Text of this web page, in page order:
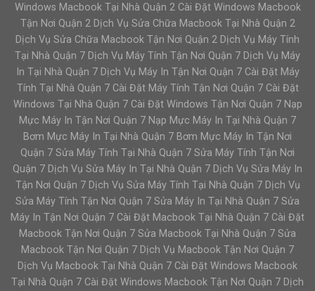
Windows Macbook Tại Nhà Quận 2 Cài Đặt Windows Macbook
Tận Nơi Quận 2 Dịch Vụ Sửa Chữa Macbook Tại Nhà Quận 2
Dịch Vụ Sửa Chữa Macbook Tận Nơi Quận 2 Dịch Vụ Máy Tính
Tại Nhà Quận 7 Dịch Vụ Máy Tính Tận Nơi Quận 7 Dịch Vụ Máy
In Tại Nhà Quận 7 Dịch Vụ Máy In Tận Nơi Quận 7 Cài Đặt Máy
Tính Tại Nhà Quận 7 Cài Đặt Máy Tính Tận Nơi Quận 7 Cài Đặt
Windows Tại Nhà Quận 7 Cài Đặt Windows Tận Nơi Quận 7 Nạp
Mực Máy In Tận Nơi Quận 7 Nạp Mực Máy In Tại Nhà Quận 7
Bơm Mực Máy In Tại Nhà Quận 7 Bơm Mực Máy In Tận Nơi
Quận 7 Sửa Máy Tính Tại Nhà Quận 7 Sửa Máy Tính Tận Nơi
Quận 7 Dịch Vụ Sửa Máy In Tại Nhà Quận 7 Dịch Vụ Sửa Máy In
Tận Nơi Quận 7 Dịch Vụ Sửa Máy Tính Tại Nhà Quận 7 Dịch Vụ
Sửa Máy Tính Tận Nơi Quận 7 Sửa Máy In Tại Nhà Quận 7 Sửa
Máy In Tận Nơi Quận 7 Cài Đặt Macbook Tại Nhà Quận 7 Cài Đặt
Macbook Tận Nơi Quận 7 Sửa Macbook Tại Nhà Quận 7 Sửa
Macbook Tận Nơi Quận 7 Dịch Vụ Macbook Tận Nơi Quận 7
Dịch Vụ Macbook Tại Nhà Quận 7 Cài Đặt Windows Macbook
Tại Nhà Quận 7 Cài Đặt Windows Macbook Tận Nơi Quận 7 Dịch